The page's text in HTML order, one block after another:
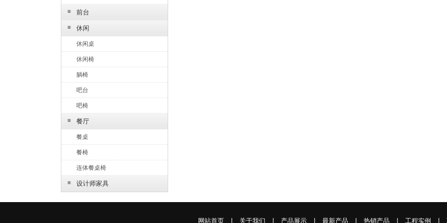
■ 前台
■ 休闲
休闲桌
休闲椅
躺椅
吧台
吧椅
■ 餐厅
餐桌
餐椅
连体餐桌椅
■ 设计师家具
网站首页 关于我们 产品展示 最新产品 热销产品 工程实例